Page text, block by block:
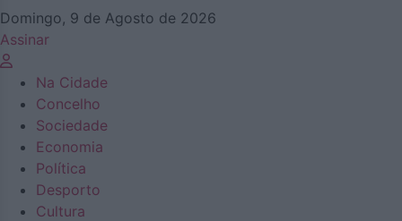
Domingo, 9 de Agosto de 2026
Assinar
Na Cidade
Concelho
Sociedade
Economia
Política
Desporto
Cultura